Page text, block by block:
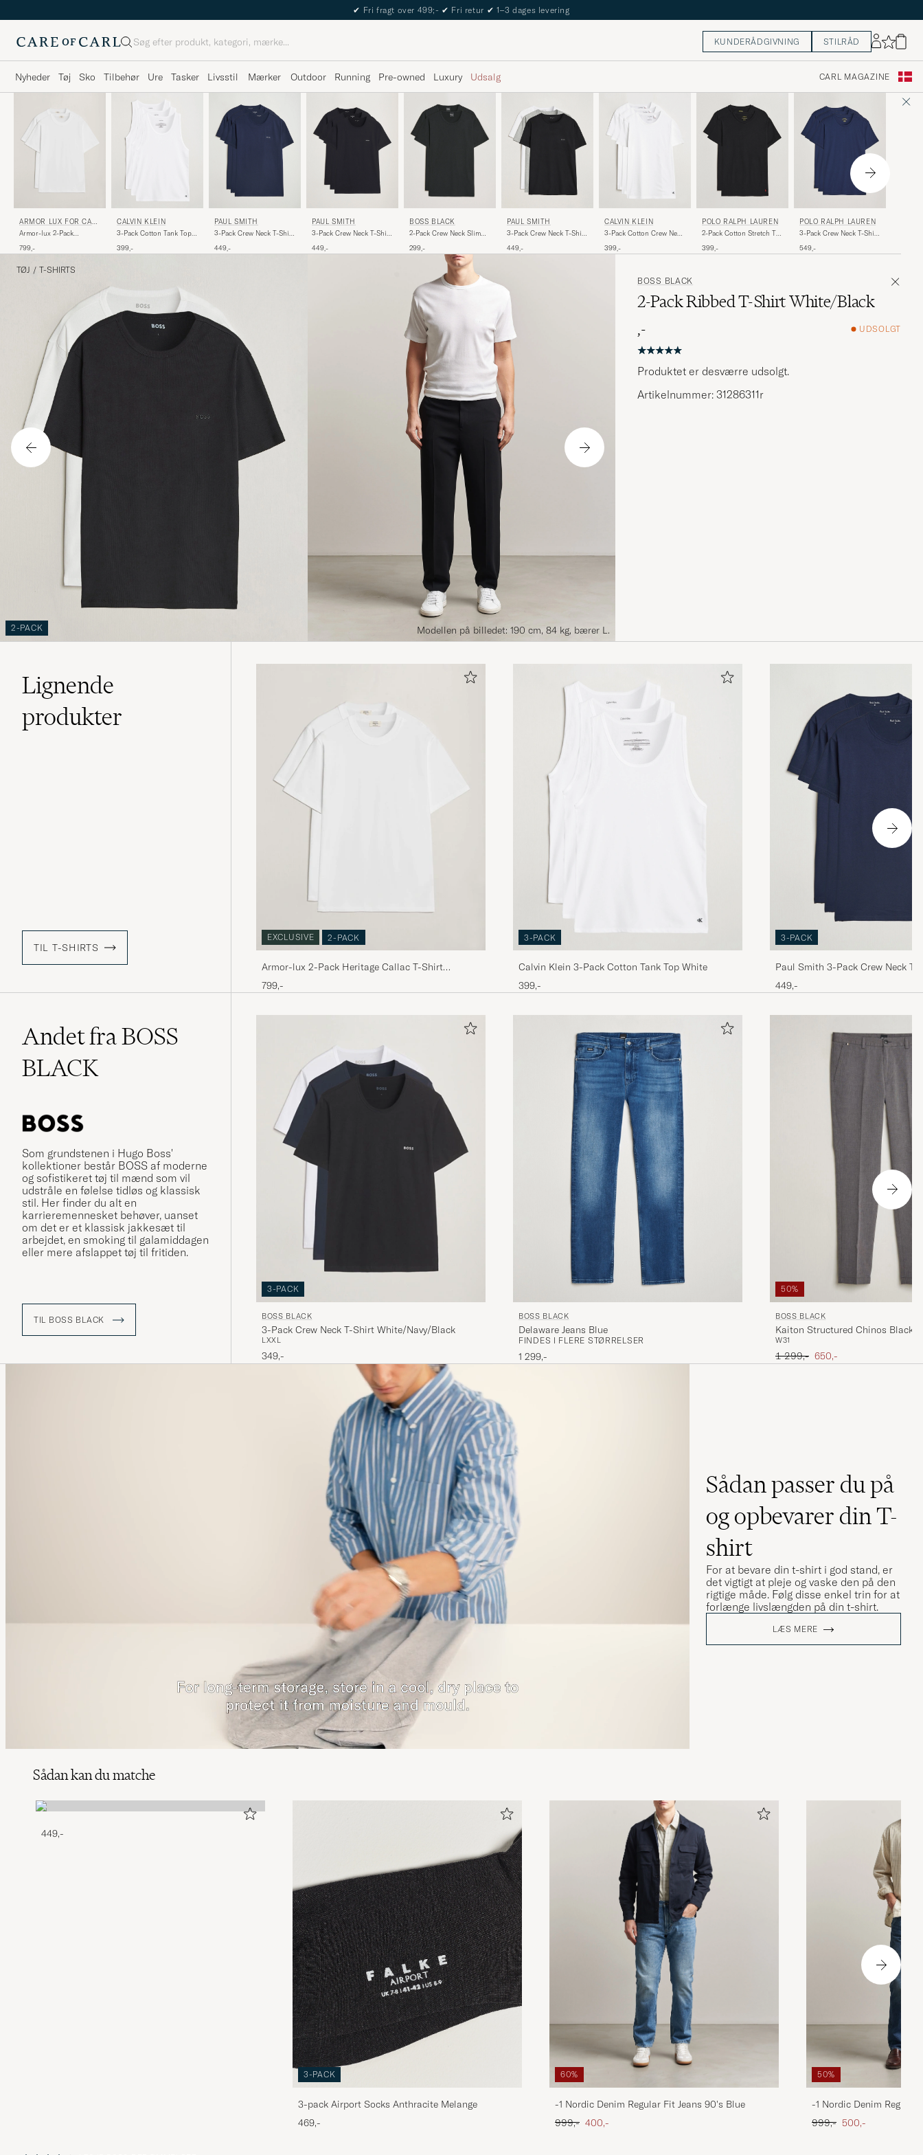
The Care of Carl Passport
Søg KUNDERÅDGIVNING STILRÅD
Nyheder Tøj Sko Tilbehør Ure Tasker Livsstil Mærker Outdoor Running Pre-owned Luxury Udsalg CARL MAGAZINE
ARMOR LUX FOR CAR
E OF CARL
Armor-lux 2-Pack
White/White
799,-
CALVIN KLEIN
3-Pack Cotton Tank Top
399,-
PAUL SMITH
3-Pack Crew Neck T-Shirt
449,-
PAUL SMITH
3-Pack Crew Neck T-Shirt
449,-
BOSS BLACK
2-Pack Crew Neck Slim
299,-
PAUL SMITH
3-Pack Crew Neck T-Shirt
449,-
CALVIN KLEIN
3-Pack Cotton Crew Neck
399,-
POLO RALPH LAUREN
2-Pack Cotton Stretch T-
399,-
POLO RALPH LAUREN
3-Pack Crew Neck T-Shirt
549,-
TØJ / T-SHIRTS
2-PACK Modellen på billedet: 190 cm, 84 kg, bærer L.
BOSS BLACK
2-Pack Ribbed T-Shirt White/Black
,-
UDSOLGT
Produktet er desværre udsolgt.
Artikelnummer: 31286311r
Lignende
produkter
TIL T-SHIRTS
EXCLUSIVE 2-PACK
Armor-lux 2-Pack Heritage Callac T-Shirt
White/White
799,-
3-PACK
Calvin Klein 3-Pack Cotton Tank Top White
399,-
3-PACK
Paul Smith 3-Pack Crew Neck T-
449,-
Andet fra BOSS
BLACK
Som grundstenen i Hugo Boss'
kollektioner består BOSS af moderne
og sofistikeret tøj til mænd som vil
udstråle en følelse tidløs og klassisk
stil. Her finder du alt en
karrieremennesket behøver, uanset
om det er et klassisk jakkesæt til
arbejdet, en smoking til galamiddagen
eller mere afslappet tøj til fritiden.
TIL BOSS BLACK
3-PACK
BOSS BLACK
3-Pack Crew Neck T-Shirt White/Navy/Black
LXXL
349,-
BOSS BLACK
Delaware Jeans Blue
FINDES I FLERE STØRRELSER
1 299,-
50%
BOSS BLACK
Kaiton Structured Chinos Black
W31
Ordinary pris
1 299,- Nedsat pris
650,-
Sådan passer du på
og opbevarer din T-
shirt
For at bevare din t-shirt i god stand, er
det vigtigt at pleje og vaske den på den
rigtige måde. Følg disse enkel trin for at
forlænge livslængden på din t-shirt.
LÆS MERE
Sådan kan du matche
449,-
3-PACK
3-pack Airport Socks Anthracite Melange
469,-
60%
-1 Nordic Denim Regular Fit Jeans 90's Blue
Ordinary pris
999,- Nedsat pris
400,-
50%
-1 Nordic Denim Regular
Ordinary pris
999,- Nedsat pris
500,-